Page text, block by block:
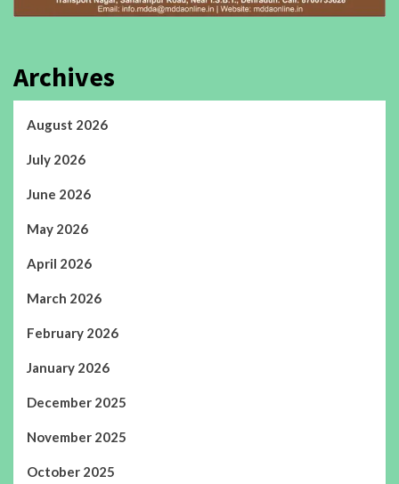
Archives
August 2026
July 2026
June 2026
May 2026
April 2026
March 2026
February 2026
January 2026
December 2025
November 2025
October 2025